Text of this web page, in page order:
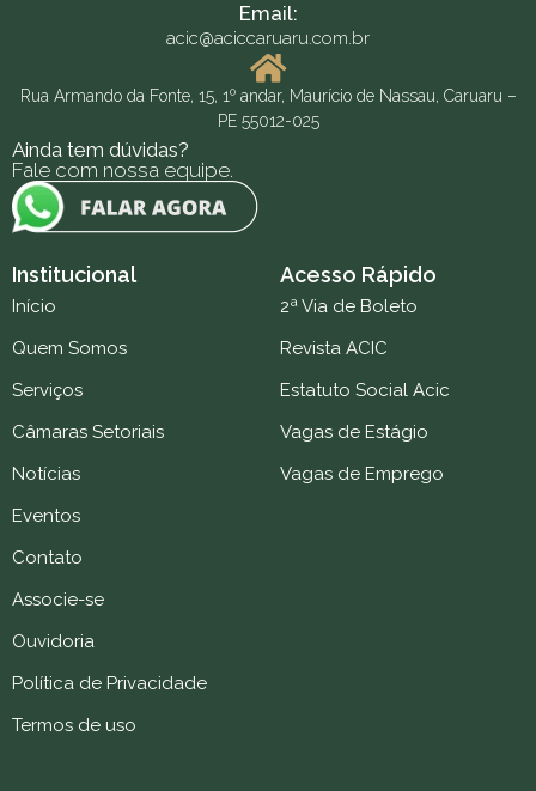
Email:
acic@aciccaruaru.com.br
Rua Armando da Fonte, 15, 1º andar, Maurício de Nassau, Caruaru –
PE 55012-025
Ainda tem dúvidas?
Fale com nossa equipe.
Institucional
Início
Quem Somos
Serviços
Câmaras Setoriais
Notícias
Eventos
Contato
Associe-se
Ouvidoria
Política de Privacidade
Termos de uso
Acesso Rápido
2ª Via de Boleto
Revista ACIC
Estatuto Social Acic
Vagas de Estágio
Vagas de Emprego